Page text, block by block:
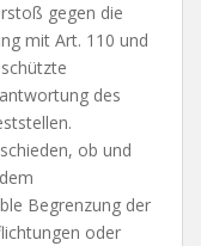
gegen die
mit Art. 110 und
des
ob und
Begrenzung der
oder